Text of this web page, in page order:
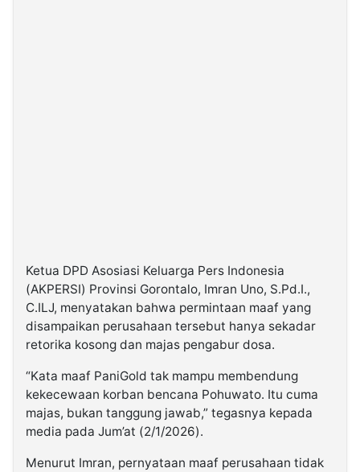
Ketua DPD Asosiasi Keluarga Pers Indonesia
(AKPERSI) Provinsi Gorontalo, Imran Uno, S.Pd.I.,
C.ILJ, menyatakan bahwa permintaan maaf yang
disampaikan perusahaan tersebut hanya sekadar
retorika kosong dan majas pengabur dosa.
“Kata maaf PaniGold tak mampu membendung
kekecewaan korban bencana Pohuwato. Itu cuma
majas, bukan tanggung jawab,” tegasnya kepada
media pada Jum’at (2/1/2026).
Menurut Imran, pernyataan maaf perusahaan tidak